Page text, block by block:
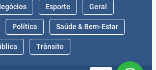
Esporte Geral
Política Saúde & Bem-Estar
Trânsito